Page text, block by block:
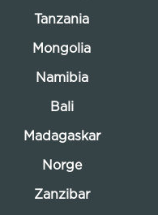
Tanzania
Mongolia
Namibia
Bali
Madagaskar
Norge
Zanzibar